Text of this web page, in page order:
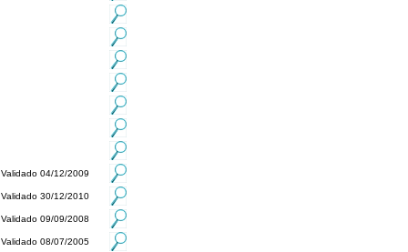
Validado 04/12/2009
Validado 30/12/2010
Validado 09/09/2008
Validado 08/07/2005